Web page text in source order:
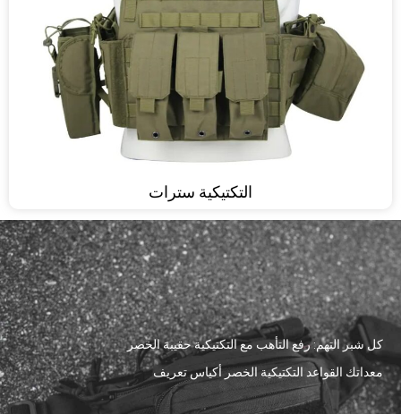
التكتيكية سترات
كل شبر التهم: رفع التأهب مع التكتيكية حقيبة الخصر
معداتك القواعد التكتيكية الخصر أكياس تعريف